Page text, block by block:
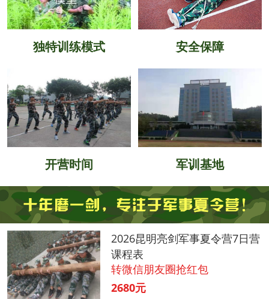
独特训练模式 安全保障
开营时间 军训基地
2026昆明亮剑军事夏令营7日营
课程表
转微信朋友圈抢红包
2680元